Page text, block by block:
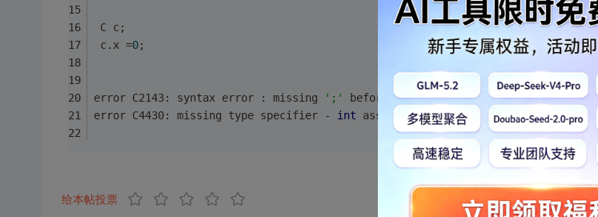
C c;
c.x =0;
error C2143: syntax error : missing ';' before '.' // 说的是 c.x =0; 这一行
error C4430: missing type specifier - int assumed. Note: C++ does not support
给本帖投票